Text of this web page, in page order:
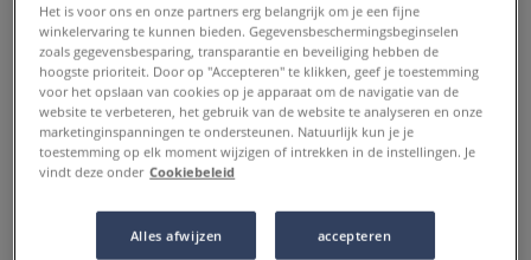
Het is voor ons en onze partners erg belangrijk om je een fijne
winkelervaring te kunnen bieden. Gegevensbeschermingsbeginselen
zoals gegevensbesparing, transparantie en beveiliging hebben de
hoogste prioriteit. Door op "Accepteren" te klikken, geef je toestemming
voor het opslaan van cookies op je apparaat om de navigatie van de
website te verbeteren, het gebruik van de website te analyseren en onze
marketinginspanningen te ondersteunen. Natuurlijk kun je je
toestemming op elk moment wijzigen of intrekken in de instellingen. Je
vindt deze onder Cookiebeleid
Alles afwijzen accepteren